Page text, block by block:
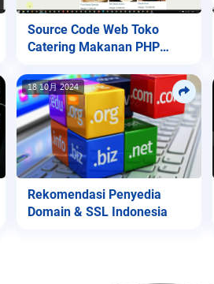
Source Code Web Toko
Catering Makanan PHP
18 10月 2024
Rekomendasi Penyedia
Domain & SSL Indonesia